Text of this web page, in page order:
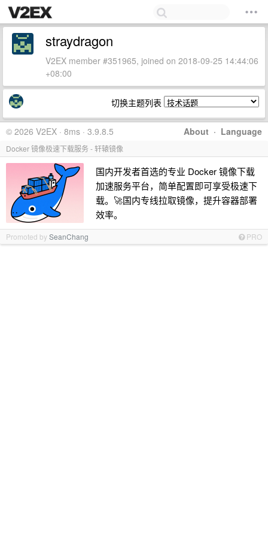
straydragon
V2EX member #351965, joined on 2018-09-25 14:44:06
+08:00
切换主题列表
About · Language
© 2026 V2EX · 8ms · 3.9.8.5
Docker 镜像极速下载服务 - 轩辕镜像
国内开发者首选的专业 Docker 镜像下载
加速服务平台，简单配置即可享受极速下
载。🚀国内专线拉取镜像，提升容器部署
效率。
Promoted bySeanChang PRO